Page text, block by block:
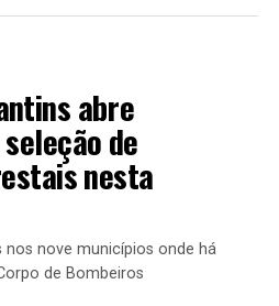
abre
de
nesta
nos nove municípios onde há
de Bombeiros